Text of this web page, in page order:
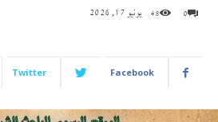
يونيو 17, 2026 0
48
Facebook
Twitter